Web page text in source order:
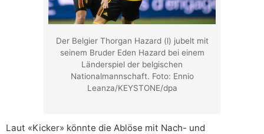
Der Belgier Thorgan Hazard (l) jubelt mit
seinem Bruder Eden Hazard bei einem
Länderspiel der belgischen
Nationalmannschaft. Foto: Ennio
Leanza/KEYSTONE/dpa
Laut «Kicker» könnte die Ablöse mit Nach- und